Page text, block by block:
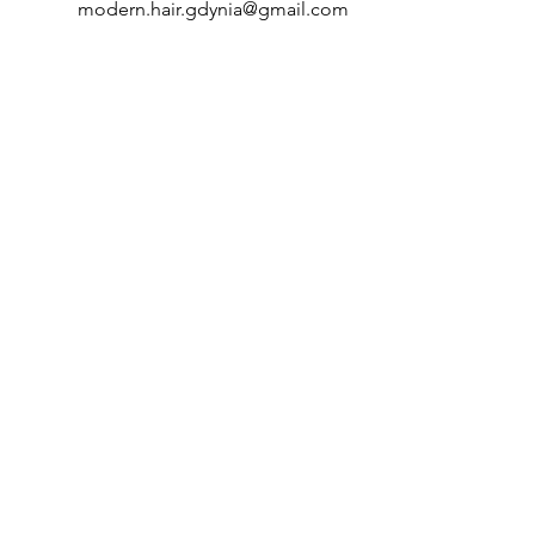
modern.hair.gdynia@gmail.com